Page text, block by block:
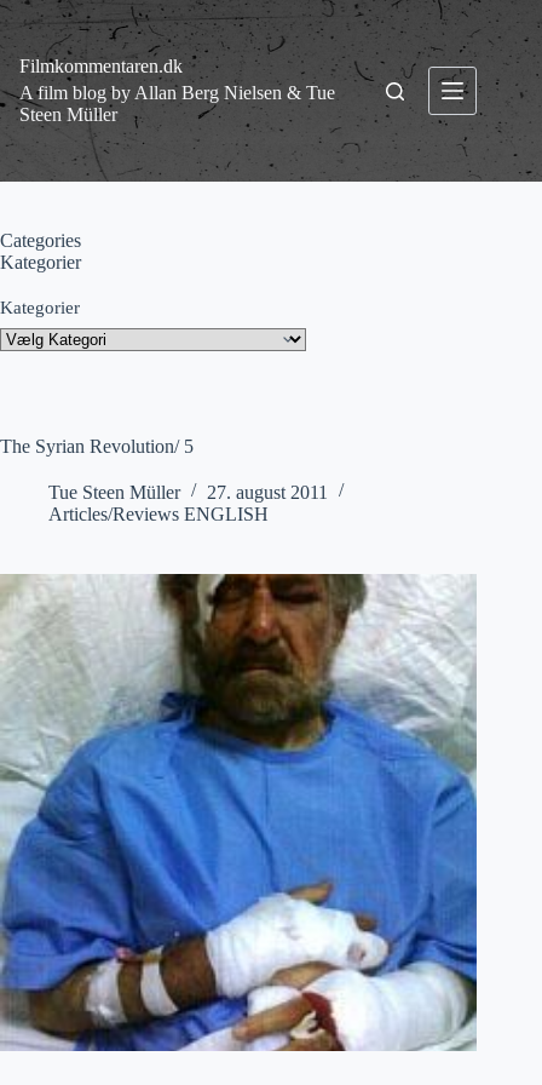
Fortsæt
indhold
Filmkommentaren.dk
A film blog by Allan Berg Nielsen & Tue
Steen Müller
The Syrian Revolution/ 5
Tue Steen Müller
27. august 2011
Articles/Reviews ENGLISH
Categories
Kategorier
Kategorier